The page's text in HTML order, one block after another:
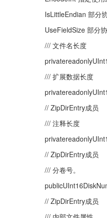
IsLittleEndian 部分
UseFieldSize 部分
/// 文件名长度
/// 扩展数据长度
// ZipDirEntry成员
/// 注释长度
// ZipDirEntry成员
/// 分卷号。
// ZipDirEntry成员